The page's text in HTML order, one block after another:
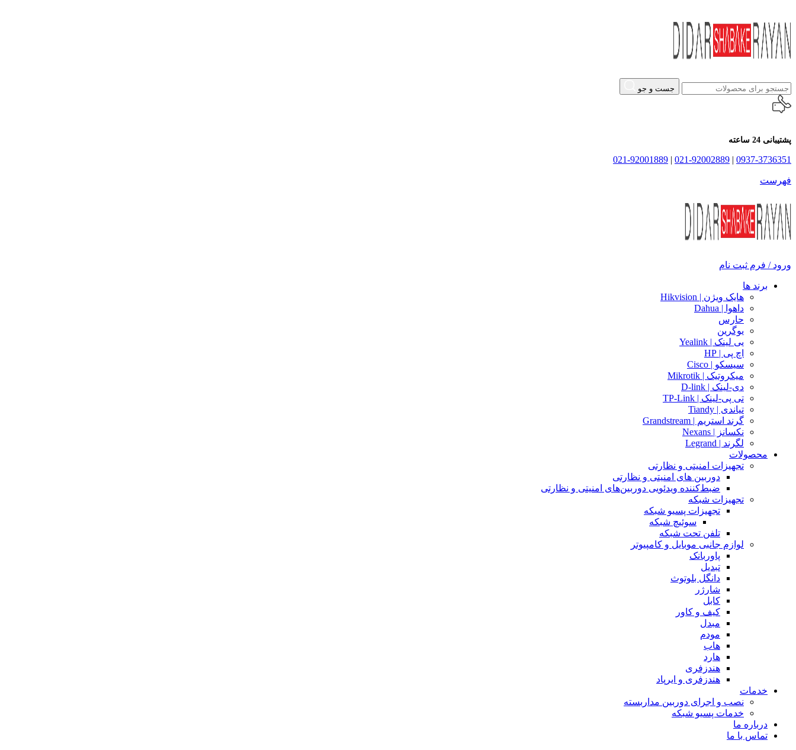
جست و جو
پشتیبانی 24 ساعته
0937-3736351
|
021-92002889
|
021-92001889
فهرست
ورود / فرم ثبت نام
برند ها
هایک ویژن | Hikvision
داهوا | Dahua
حارس
یوگرین
یی لینک | Yealink
اچ پی | HP
سیسکو | Cisco
میکروتیک | Mikrotik
دی-لینک | D-link
تی پی-لینک | TP-Link
تیاندی | Tiandy
گرند استریم | Grandstream
نکسانز | Nexans
لگرند | Legrand
محصولات
تجهیزات امنیتی و نظارتی
دوربین های امنیتی و نظارتی
ضبط‌کننده ویدئویی دوربین‌های امنیتی و نظارتی
تجهیزات شبکه
تجهیزات پسیو شبکه
سوئیچ‌ شبکه
تلفن تحت شبکه
لوازم جانبی موبایل و کامپیوتر
پاوربانک
تبدیل
دانگل بلوتوث
شارژر
کابل
کیف و کاور
مبدل
مودم
هاب
هارد
هندزفری
هندزفری و ایرپاد
خدمات
نصب و اجرای دوربین مداربسته
خدمات پسیو شبکه
درباره ما
تماس با ما